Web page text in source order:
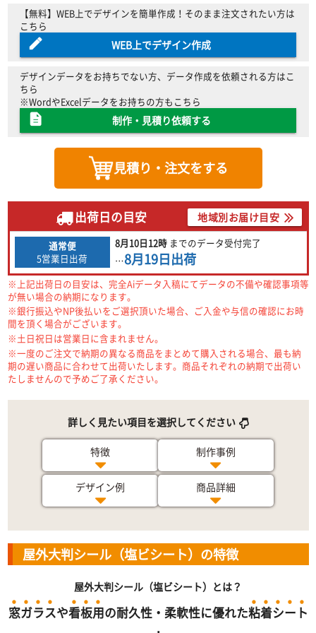
【無料】WEB上でデザインを簡単作成！そのまま注文されたい方は
こちら
WEB上でデザイン作成
デザインデータをお持ちでない方、データ作成を依頼される方はこ
ちら
※WordやExcelデータをお持ちの方もこちら
制作・見積り依頼する
見積り・注文をする
出荷日の目安 地域別お届け目安
通常便
5営業日出荷
8月10日12時 までのデータ受付完了
…8月19日出荷
※上記出荷日の目安は、完全Aiデータ入稿にてデータの不備や確認事項等
が無い場合の納期になります。
※銀行振込やNP後払いをご選択頂いた場合、ご入金や与信の確認にお時
間を頂く場合がございます。
※土日祝日は営業日に含まれません。
※一度のご注文で納期の異なる商品をまとめて購入される場合、最も納
期の遅い商品に合わせて出荷いたします。商品それぞれの納期で出荷い
たしませんので予めご了承ください。
詳しく見たい項目を選択してください
特徴 制作事例
デザイン例 商品詳細
屋外大判シール（塩ビシート）の特徴
屋外大判シール（塩ビシート）とは？
窓ガラスや看板用の耐久性・柔軟性に優れた粘着シー ト